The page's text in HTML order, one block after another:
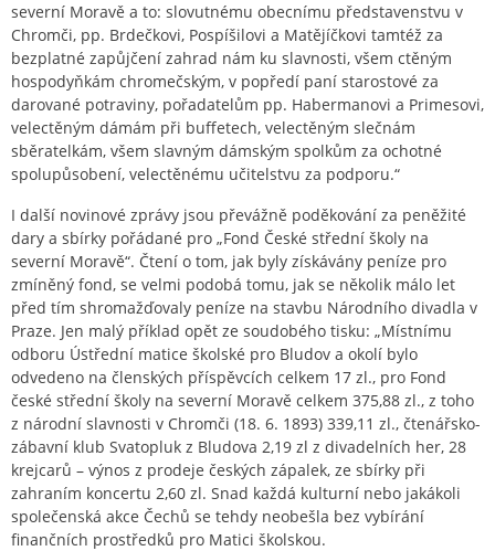
severní Moravě a to: slovutnému obecnímu představenstvu v
Chromči, pp. Brdečkovi, Pospíšilovi a Matějíčkovi tamtéž za
bezplatné zapůjčení zahrad nám ku slavnosti, všem ctěným
hospodyňkám chromečským, v popředí paní starostové za
darované potraviny, pořadatelům pp. Habermanovi a Primesovi,
velectěným dámám při buffetech, velectěným slečnám
sběratelkám, všem slavným dámským spolkům za ochotné
spolupůsobení, velectěnému učitelstvu za podporu.“
I další novinové zprávy jsou převážně poděkování za peněžité
dary a sbírky pořádané pro „Fond České střední školy na
severní Moravě“. Čtení o tom, jak byly získávány peníze pro
zmíněný fond, se velmi podobá tomu, jak se několik málo let
před tím shromažďovaly peníze na stavbu Národního divadla v
Praze. Jen malý příklad opět ze soudobého tisku: „Místnímu
odboru Ústřední matice školské pro Bludov a okolí bylo
odvedeno na členských příspěvcích celkem 17 zl., pro Fond
české střední školy na severní Moravě celkem 375,88 zl., z toho
z národní slavnosti v Chromči (18. 6. 1893) 339,11 zl., čtenářsko-
zábavní klub Svatopluk z Bludova 2,19 zl z divadelních her, 28
krejcarů – výnos z prodeje českých zápalek, ze sbírky při
zahraním koncertu 2,60 zl. Snad každá kulturní nebo jakákoli
společenská akce Čechů se tehdy neobešla bez vybírání
finančních prostředků pro Matici školskou.